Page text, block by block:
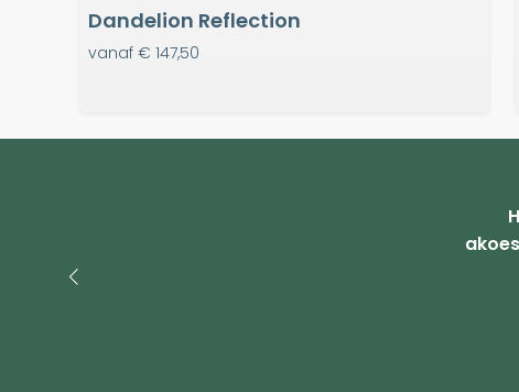
Dandelion Reflection
vanaf € 147,50